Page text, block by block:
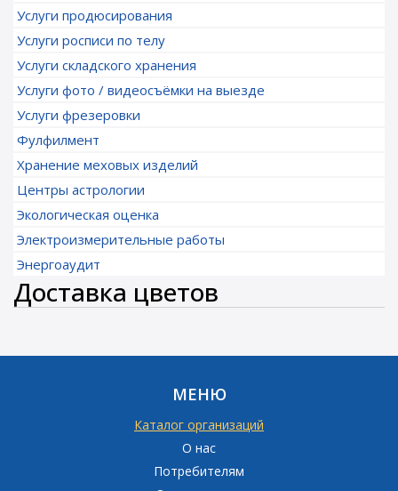
Услуги продюсирования
Услуги росписи по телу
Услуги складского хранения
Услуги фото / видеосъёмки на выезде
Услуги фрезеровки
Фулфилмент
Хранение меховых изделий
Центры астрологии
Экологическая оценка
Электроизмерительные работы
Энергоаудит
Доставка цветов
МЕНЮ
Каталог организаций
О нас
Потребителям